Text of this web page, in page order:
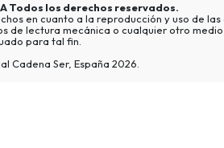
Todos los derechos reservados.
en cuanto a la reproducción y uso de
de lectura mecánica o cualquier otro medio
para tal fin.
Cadena Ser, España 2026.